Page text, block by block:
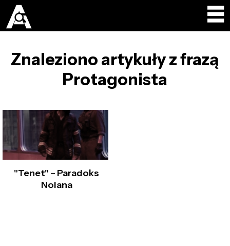
Znaleziono artykuły z frazą
Protagonista
"Tenet" – Paradoks
Nolana